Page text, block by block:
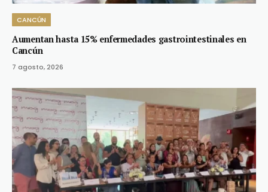
CANCÚN
Aumentan hasta 15% enfermedades gastrointestinales en
Cancún
7 agosto, 2026